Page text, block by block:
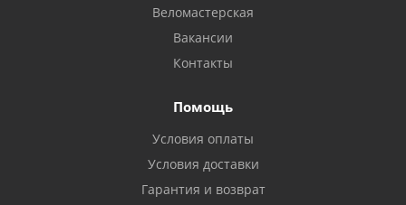
Веломастерская
Вакансии
Контакты
Помощь
Условия оплаты
Условия доставки
Гарантия и возврат